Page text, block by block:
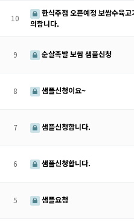
10
한식주점 오픈예정 보쌈수육고
의합니다.
9 순살족발 보쌈 샘플신청
8 샘플신청이요~
7 샘플신청합니다.
6 샘플신청합니다.
5 샘플요청